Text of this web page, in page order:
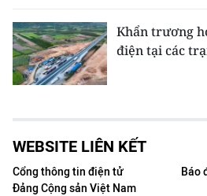
Khẩn trương
điện tại các
WEBSITE LIÊN KẾT
Cổng thông tin điện tử
Đảng Cộng sản Việt Nam
Báo